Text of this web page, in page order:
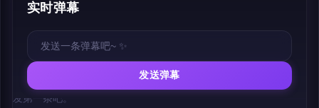
实时弹幕
发送弹幕
发第一条吧。